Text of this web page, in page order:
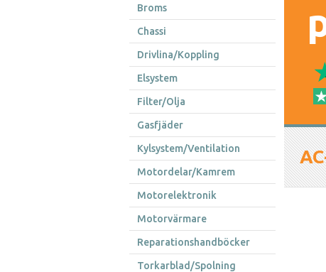
Broms
Chassi
Drivlina/Koppling
Elsystem
Filter/Olja
Gasfjäder
Kylsystem/Ventilation
Motordelar/Kamrem
Motorelektronik
Motorvärmare
Reparationshandböcker
Torkarblad/Spolning